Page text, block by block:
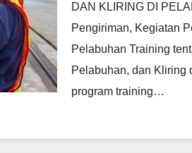
DAN KLIRING DI
Pengiriman, Kegiatan
Pelabuhan Training
Pelabuhan, dan Kliring
program training…